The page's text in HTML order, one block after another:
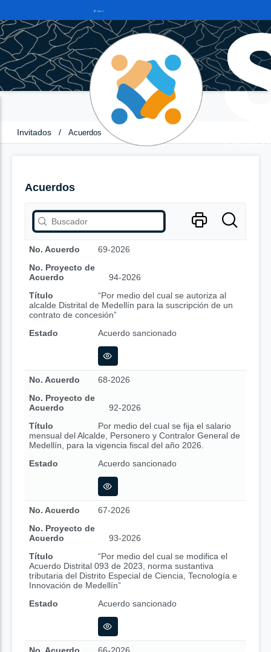
Invitados / Acuerdos
Acuerdos
No. Acuerdo
69-2026
No. Proyecto de
Acuerdo
94-2026
Título
“Por medio del cual se autoriza al
alcalde Distrital de Medellín para la suscripción de un
contrato de concesión”
Estado
Acuerdo sancionado
No. Acuerdo
68-2026
No. Proyecto de
Acuerdo
92-2026
Título
Por medio del cual se fija el salario
mensual del Alcalde, Personero y Contralor General de
Medellín, para la vigencia fiscal del año 2026.
Estado
Acuerdo sancionado
No. Acuerdo
67-2026
No. Proyecto de
Acuerdo
93-2026
Título
“Por medio del cual se modifica el
Acuerdo Distrital 093 de 2023, norma sustantiva
tributaria del Distrito Especial de Ciencia, Tecnología e
Innovación de Medellín”
Estado
Acuerdo sancionado